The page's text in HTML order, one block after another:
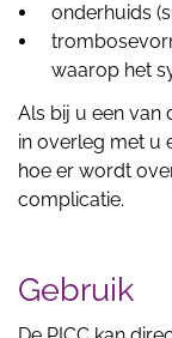
onderhuids
waarop het
Als bij u een van
in overleg met u
hoe er wordt
complicatie.
Gebruik